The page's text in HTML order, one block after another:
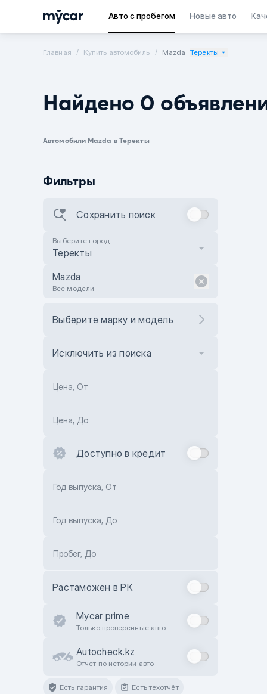
Авто с пробегом Новые авто
Главная Купить автомобиль Mazda Теректы
Найдено 0
Автомобили Mazda в Теректы
Фильтры
Сохранить поиск
Выберите город
Теректы
Mazda
Все модели
Выберите марку и модель
Исключить из поиска
Цена, От
Цена, До
Доступно в кредит
Год выпуска, От
Год выпуска, До
Пробег, До
Растаможен в РК
Mycar prime
Только проверенные авто
Autocheck.kz
Отчет по истории авто
Есть гарантия Есть техотчёт